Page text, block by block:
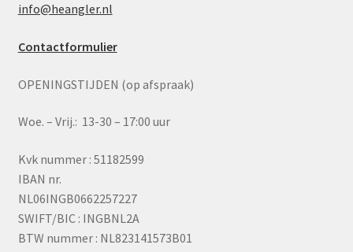
info@heangler.nl
Contactformulier
OPENINGSTIJDEN (op afspraak)
Woe. – Vrij.: 13-30 – 17:00 uur
Kvk nummer : 51182599
IBAN nr.
NL06INGB0662257227
SWIFT/BIC : INGBNL2A
BTW nummer : NL823141573B01